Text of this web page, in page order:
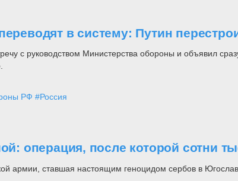
в систему: Путин
с руководством Министерства обороны и объявил
РФ #Россия
операция, после которой сотни
армии, ставшая настоящим геноцидом сербов в